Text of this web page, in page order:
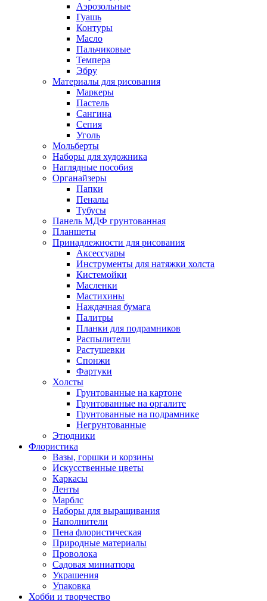
Аэрозольные
Гуашь
Контуры
Масло
Пальчиковые
Темпера
Эбру
Материалы для рисования
Маркеры
Пастель
Сангина
Сепия
Уголь
Мольберты
Наборы для художника
Наглядные пособия
Органайзеры
Папки
Пеналы
Тубусы
Панель МДФ грунтованная
Планшеты
Принадлежности для рисования
Аксессуары
Инструменты для натяжки холста
Кистемойки
Масленки
Мастихины
Наждачная бумага
Палитры
Планки для подрамников
Распылители
Растушевки
Спонжи
Фартуки
Холсты
Грунтованные на картоне
Грунтованные на оргалите
Грунтованные на подрамнике
Негрунтованные
Этюдники
Флористика
Вазы, горшки и корзины
Искусственные цветы
Каркасы
Ленты
Марблс
Наборы для выращивания
Наполнители
Пена флористическая
Природные материалы
Проволока
Садовая миниатюра
Украшения
Упаковка
Хобби и творчество